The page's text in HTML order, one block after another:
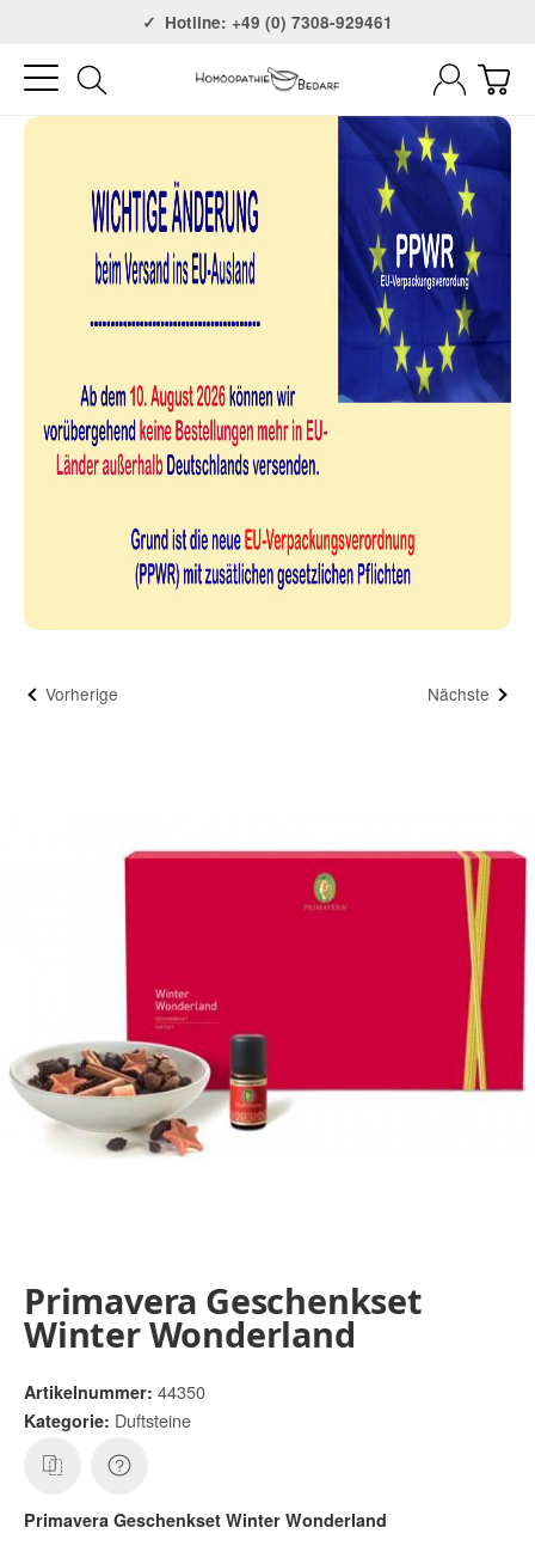
Versandkostenfrei ab 75€Hotline: +49 (0) 7308-929461
Vorherige Nächste
Primavera Geschenkset
Winter Wonderland
Artikelnummer: 44350
Kategorie: Duftsteine
Primavera Geschenkset Winter Wonderland